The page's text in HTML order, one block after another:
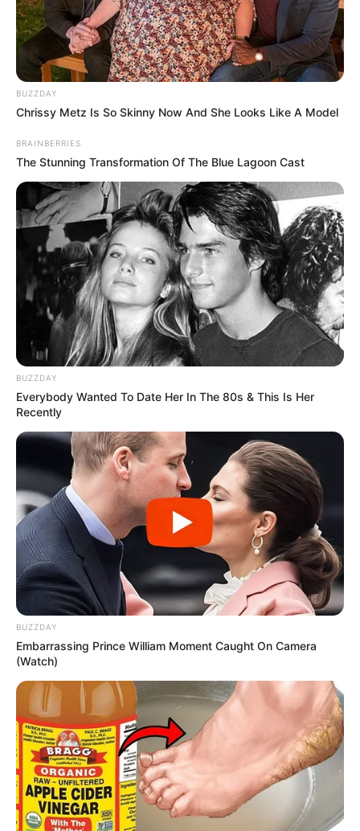
BUZZDAY
Chrissy Metz Is So Skinny Now And She Looks Like A Model
BRAINBERRIES
The Stunning Transformation Of The Blue Lagoon Cast
BUZZDAY
Everybody Wanted To Date Her In The 80s & This Is Her
Recently
BUZZDAY
Embarrassing Prince William Moment Caught On Camera
(Watch)